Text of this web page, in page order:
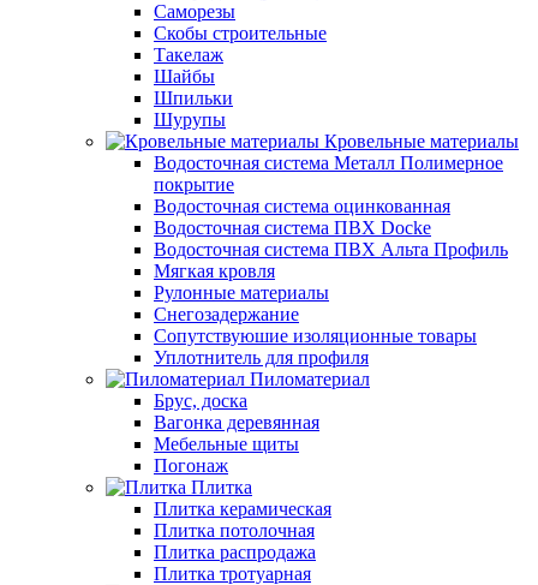
Саморезы
Скобы строительные
Такелаж
Шайбы
Шпильки
Шурупы
Кровельные материалы
Водосточная система Металл Полимерное
покрытие
Водосточная система оцинкованная
Водосточная система ПВХ Docke
Водосточная система ПВХ Альта Профиль
Мягкая кровля
Рулонные материалы
Снегозадержание
Сопутствуюшие изоляционные товары
Уплотнитель для профиля
Пиломатериал
Брус, доска
Вагонка деревянная
Мебельные щиты
Погонаж
Плитка
Плитка керамическая
Плитка потолочная
Плитка распродажа
Плитка тротуарная